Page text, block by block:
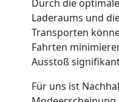
Durch die
Laderaums und
Transporten
Fahrten
Ausstoß
Für uns ist
Leonding
Leonding